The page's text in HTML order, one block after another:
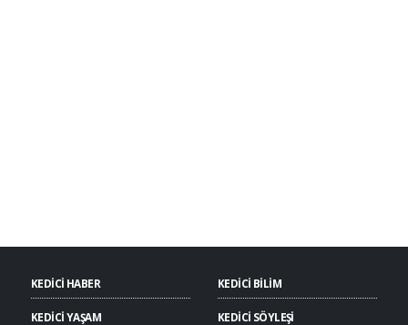
KEDİCİ HABER KEDİCİ BİLİM
KEDİCİ YAŞAM KEDİCİ SÖYLEŞİ